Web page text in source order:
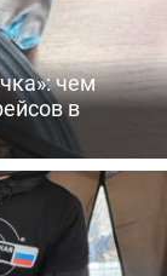
чем
в